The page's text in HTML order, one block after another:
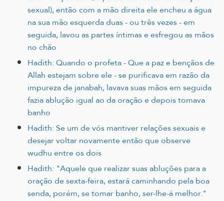
sexual), então com a mão direita ele encheu a água
na sua mão esquerda duas - ou três vezes - em
seguida, lavou as partes íntimas e esfregou as mãos
no chão
Hadith: Quando o profeta - Que a paz e bençãos de
Allah estejam sobre ele - se purificava em razão da
impureza de janabah, lavava suas mãos em seguida
fazia ablução igual ao da oração e depois tomava
banho
Hadith: Se um de vós mantiver relações sexuais e
desejar voltar novamente então que observe
wudhu entre os dois
Hadith: "Aquele que realizar suas abluções para a
oração de sexta-feira, estará caminhando pela boa
senda, porém, se tomar banho, ser-lhe-á melhor."